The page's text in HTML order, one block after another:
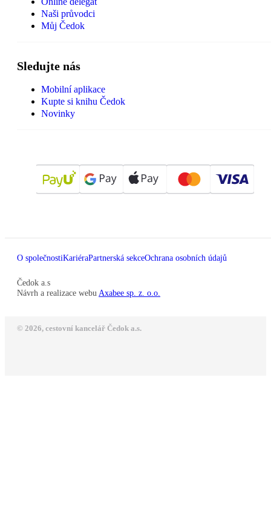
Naši průvodci
Můj Čedok
Sledujte nás
Mobilní aplikace
Kupte si knihu Čedok
Novinky
O společnostiKariéraPartnerská sekceOchrana osobních údajů
Čedok a.s
Návrh a realizace webu Axabee sp. z. o.o.
© 2026, cestovní kancelář Čedok a.s.